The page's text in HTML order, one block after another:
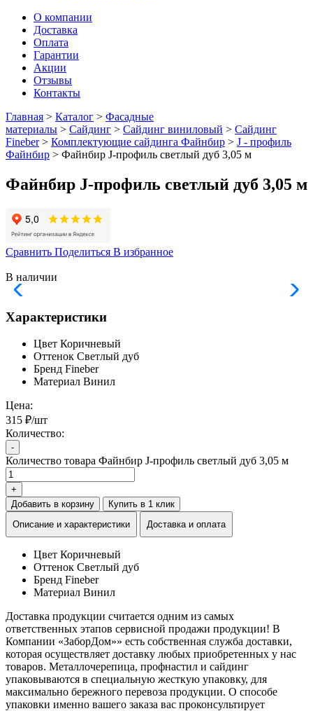
О компании
Доставка
Оплата
Гарантии
Акции
Отзывы
Контакты
Главная > Каталог > Фасадные
материалы > Сайдинг > Сайдинг виниловый > Сайдинг
Fineber> Комплектующие сайдинга Файнбир > J - профиль
Файнбир > Файнбир J-профиль светлый дуб 3,05 м
Файнбир J-профиль светлый дуб 3,05 м
Сравнить Поделиться В избранное
В наличии
Характеристики
Цвет Коричневый
Оттенок Светлый дуб
Бренд Fineber
Материал Винил
Цена:
315 ₽/шт
Количество:
-
Количество товара Файнбир J-профиль светлый дуб 3,05 м
+
Добавить в корзину
Купить в 1 клик
Описание и характеристики
Доставка и оплата
Цвет Коричневый
Оттенок Светлый дуб
Бренд Fineber
Материал Винил
Доставка продукции считается одним из самых
ответственных этапов сервисной продажи продукции! В
Компании «ЗаборДом»» есть собственная служба доставки,
которая осуществляет доставку любых приобретенных у нас
товаров. Металлочерепица, профнастил и сайдинг
упаковываются в специальную жесткую упаковку, для
максимально бережного перевоза продукции. О способе
упаковки именно вашего заказа вас проконсультирует